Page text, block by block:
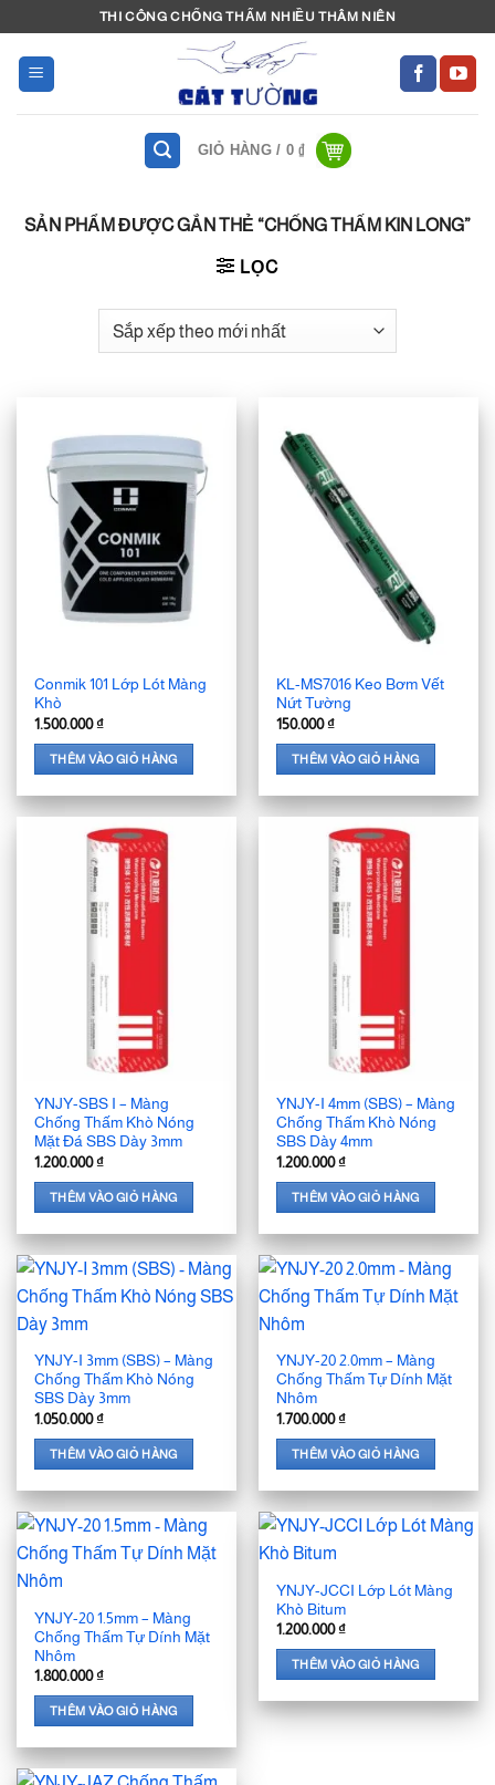
dung
THI CÔNG CHỐNG THẤM NHIỀU THÂM NIÊN
GIỎ HÀNG / 0₫
SẢN PHẨM ĐƯỢC GẮN THẺ “CHỐNG THẤM KIN LONG”
LỌC
Conmik 101 Lớp Lót Màng
Khò
1.500.000₫
THÊM VÀO GIỎ HÀNG
KL-MS7016 Keo Bơm Vết
Nứt Tường
150.000₫
THÊM VÀO GIỎ HÀNG
YNJY-SBS I – Màng
Chống Thấm Khò Nóng
Mặt Đá SBS Dày 3mm
1.200.000₫
THÊM VÀO GIỎ HÀNG
YNJY-I 4mm (SBS) – Màng
Chống Thấm Khò Nóng
SBS Dày 4mm
1.200.000₫
THÊM VÀO GIỎ HÀNG
YNJY-I 3mm (SBS) – Màng
Chống Thấm Khò Nóng
SBS Dày 3mm
1.050.000₫
THÊM VÀO GIỎ HÀNG
YNJY-20 2.0mm – Màng
Chống Thấm Tự Dính Mặt
Nhôm
1.700.000₫
THÊM VÀO GIỎ HÀNG
YNJY-20 1.5mm – Màng
Chống Thấm Tự Dính Mặt
Nhôm
1.800.000₫
THÊM VÀO GIỎ HÀNG
YNJY-JCCI Lớp Lót Màng
Khò Bitum
1.200.000₫
THÊM VÀO GIỎ HÀNG